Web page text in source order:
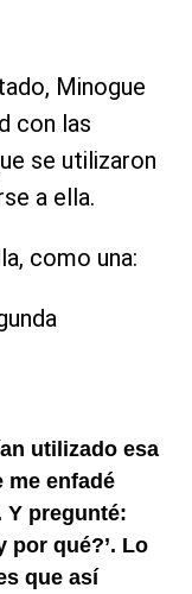
Minogue
con las
se utilizaron
a ella.
como una:
utilizado esa
me enfadé
Y pregunté:
por qué?’. Lo
que así